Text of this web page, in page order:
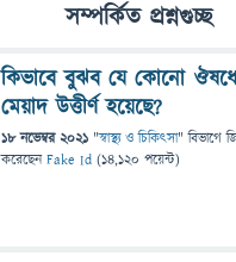
সম্পর্কিত প্রশ্নগুচ্ছ
কিভাবে বুঝব যে কোনো
মেয়াদ উত্তীর্ণ হয়েছে?
18 নভেম্বর 2021 "স্বাস্থ্য ও চিকিৎসা" বিভাগে
করেছেনFake Id (14,120 পয়েন্ট)